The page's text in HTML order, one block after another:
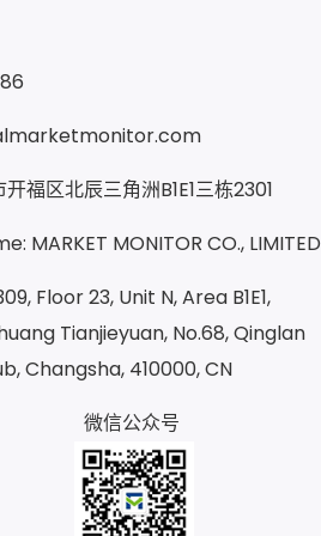
福区北辰三角洲B1E1三栋2301
MARKET MONITOR CO., LIMITED
Floor 23, Unit N, Area B1E1,
Tianjieyuan, No.68, Qinglan
Changsha, 410000, CN
微信公众号